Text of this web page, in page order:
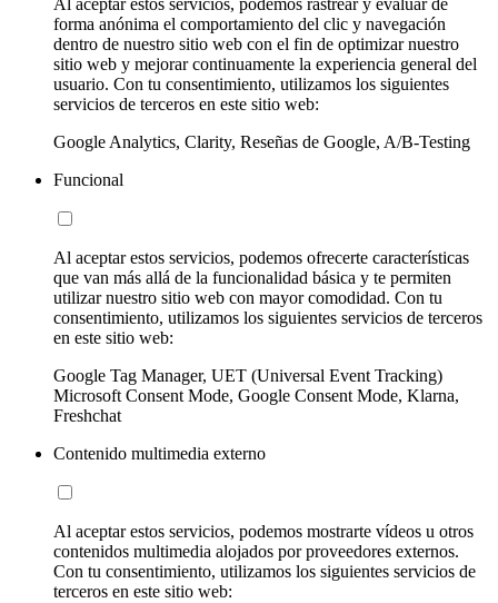
Al aceptar estos servicios, podemos rastrear y evaluar de
forma anónima el comportamiento del clic y navegación
dentro de nuestro sitio web con el fin de optimizar nuestro
sitio web y mejorar continuamente la experiencia general del
usuario. Con tu consentimiento, utilizamos los siguientes
servicios de terceros en este sitio web:
Google Analytics, Clarity, Reseñas de Google, A/B-Testing
Funcional
Al aceptar estos servicios, podemos ofrecerte características
que van más allá de la funcionalidad básica y te permiten
utilizar nuestro sitio web con mayor comodidad. Con tu
consentimiento, utilizamos los siguientes servicios de terceros
en este sitio web:
Google Tag Manager, UET (Universal Event Tracking)
Microsoft Consent Mode, Google Consent Mode, Klarna,
Freshchat
Contenido multimedia externo
Al aceptar estos servicios, podemos mostrarte vídeos u otros
contenidos multimedia alojados por proveedores externos.
Con tu consentimiento, utilizamos los siguientes servicios de
terceros en este sitio web: